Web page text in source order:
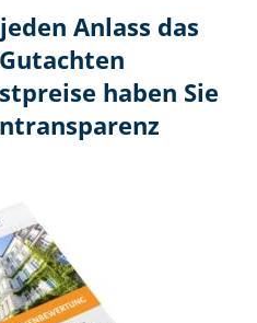
Anlass das
haben Sie